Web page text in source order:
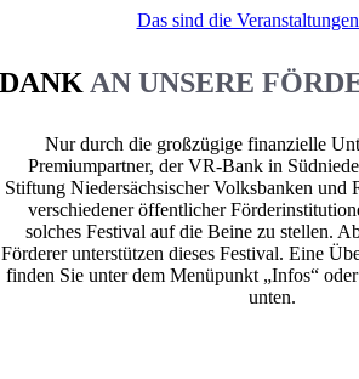
Das sind die
DANKAN UNSERE
Nur durch die großzügige finanzielle
Premiumpartner, der VR-Bank in
Stiftung Niedersächsischer Volksbanken und
verschiedener öffentlicher
solches Festival auf die Beine zu stellen.
Förderer unterstützen dieses Festival. Eine
finden Sie unter dem Menüpunkt „Infos“
unten.